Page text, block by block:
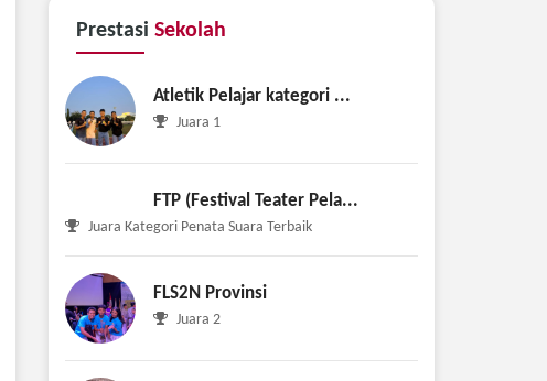
Prestasi Sekolah
Atletik Pelajar kategori ...
Juara 1
FTP (Festival Teater Pela...
Juara Kategori Penata Suara Terbaik
FLS2N Provinsi
Juara 2